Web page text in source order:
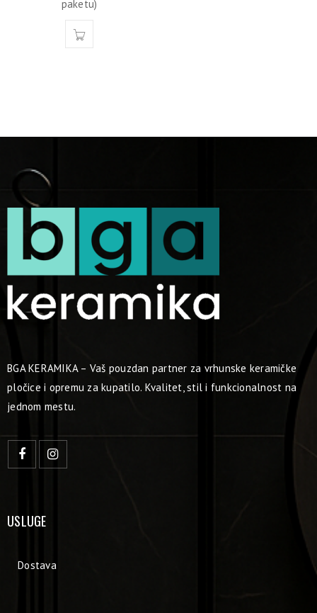
paketu)
BGA KERAMIKA – Vaš pouzdan partner za vrhunske keramičke
pločice i opremu za kupatilo. Kvalitet, stil i funkcionalnost na
jednom mestu.
USLUGE
Dostava